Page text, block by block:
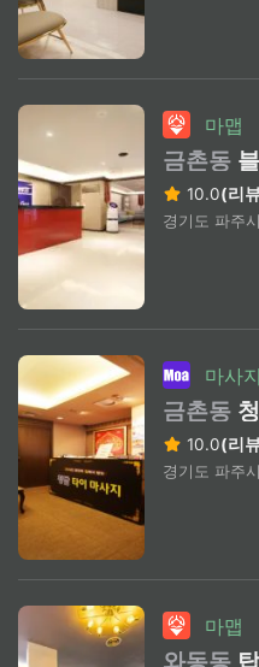
마맵
금촌동
10.0(리
경기도 파주
마사
금촌동
10.0(리
경기도 파주
마맵
와동동